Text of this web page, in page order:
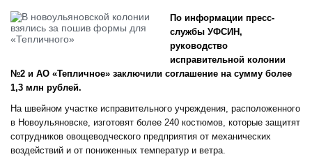
По информации пресс-
службы УФСИН,
руководство
исправительной колонии
№2 и АО «Тепличное» заключили соглашение на сумму более
1,3 млн рублей.
На швейном участке исправительного учреждения, расположенного
в Новоульяновске, изготовят более 240 костюмов, которые защитят
сотрудников овощеводческого предприятия от механических
воздействий и от пониженных температур и ветра.